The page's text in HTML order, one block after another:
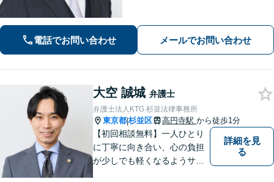
指し、日々邁進しております【夜間・
土日相談可】
電話でお問い合わせ メールでお問い合わせ
大空 誠城 弁護士
弁護士法人KTG 杉並法律事務所
東京都|杉並区 高円寺駅 から徒歩1分
【初回相談無料】一人ひとり
に丁寧に向き合い、心の負担
が少しでも軽くなるようサポ
詳細を見
る